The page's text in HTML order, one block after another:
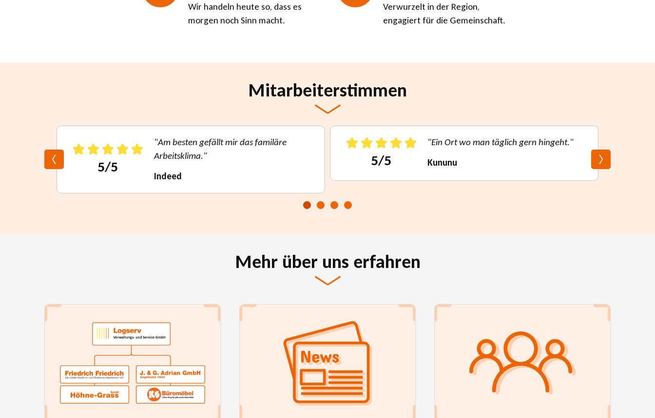
Wir handeln heute so, dass es
morgen noch Sinn macht.
Verwurzelt in der Region,
engagiert für die Gemeinschaft.
Mitarbeiterstimmen
5/5
"Am besten gefällt mir das familäre
Arbeitsklima."
Indeed
5/5
"Ein Ort wo man täglich gern hingeht."
Kununu
Mehr über uns erfahren